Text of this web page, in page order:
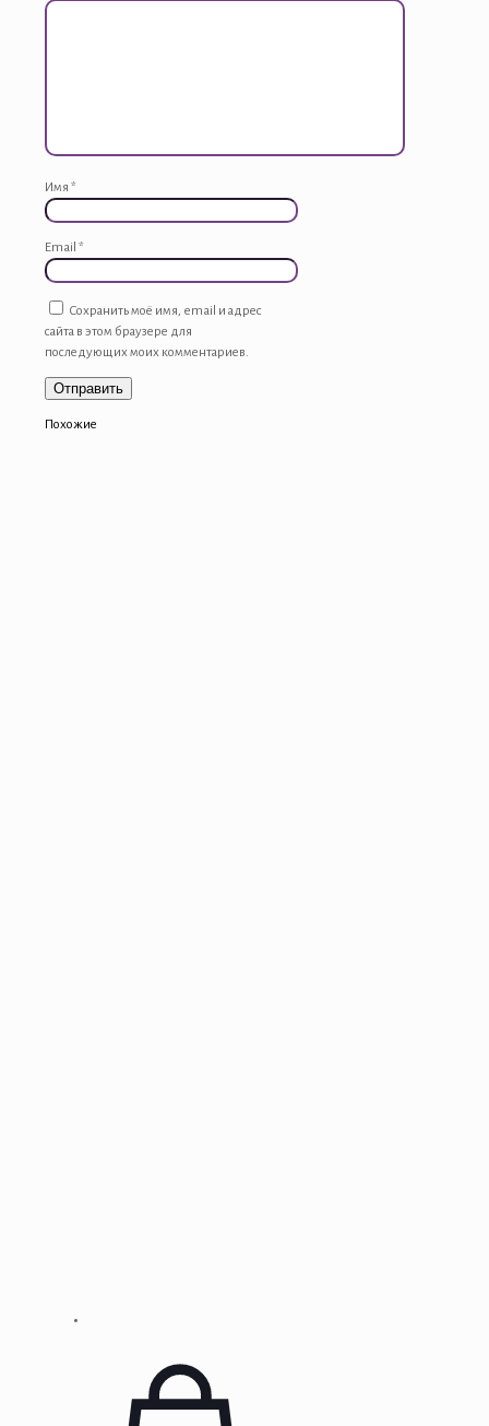
CLECMAX
Имя *
Email *
Сохранить моё имя, email и адрес
сайта в этом браузере для
последующих моих комментариев.
Похожие